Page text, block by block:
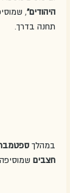
היהודים",
תחנה בדרך.
במהלך
חצבים שמוסיפה